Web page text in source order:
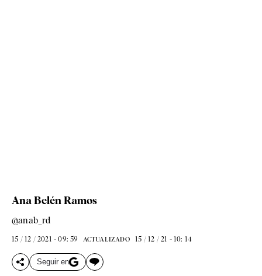
Ana Belén Ramos
@anab_rd
15 / 12 / 2021 - 09: 59 ACTUALIZADO 15 / 12 / 21 - 10: 14
Seguir en